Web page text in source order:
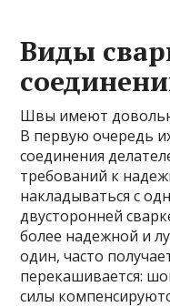
Виды
Швы имеют
В первую очередь
соединения
требований к
накладываться с
двусторонней
более надежной и
один, часто
перекашивается:
силы